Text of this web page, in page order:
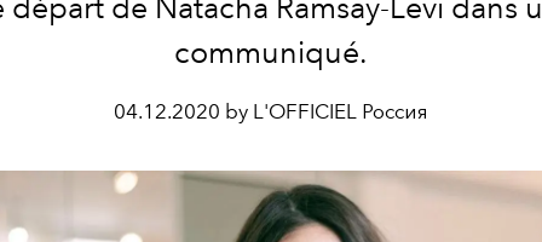
départ de Natacha Ramsay-Levi dans
communiqué.
04.12.2020 by L'OFFICIEL Россия